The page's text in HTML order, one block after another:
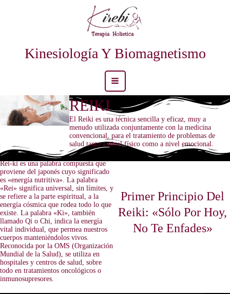
Kinesiología Y Biomagnetismo
Main
Menu
REIKI
El Reiki es una técnica sencilla y eficaz, muy a
menudo utilizada conjuntamente con la medicina
convencional, para el tratamiento de problemas de
salud tanto a nivel físico como a nivel emocional.
Rei-ki es una palabra compuesta que
proviene del japonés cuyo significado
es «energía nutritiva». La palabra
«Rei» significa universal, sin límites, y
se refiere a la parte espiritual, a la
energía cósmica que rodea todo lo que
existe. La palabra «Ki», también
llamado Qi o Chi, indica la energía
vital individual, que permea nuestros
cuerpos manteniéndolos vivos.
Reconocida por la OMS (Organización
Mundial de la Salud), se utiliza en
hospitales y centros de salud, sobre
todo en tratamientos oncológicos o
inmunosupresores.
Primer Principio Del
Reiki: «Sólo Por Hoy,
No Te Enfades»